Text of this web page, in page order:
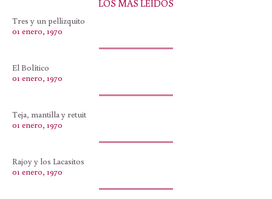
LOS MÁS LEÍDOS
Tres y un pellizquito
01 enero, 1970
El Bolítico
01 enero, 1970
Teja, mantilla y retuit
01 enero, 1970
Rajoy y los Lacasitos
01 enero, 1970